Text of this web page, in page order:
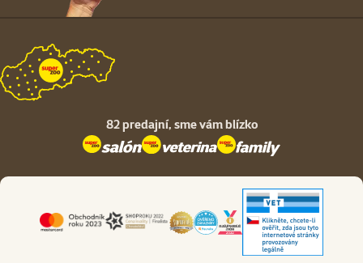
82 predajní, sme vám blízko